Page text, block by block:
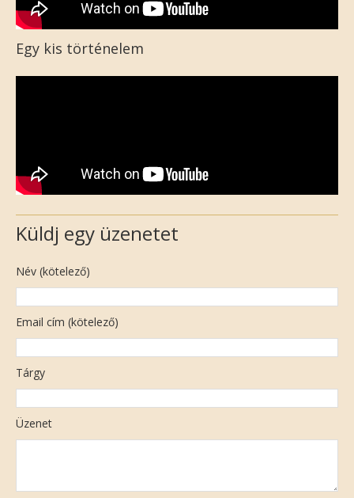
Egy kis történelem
Küldj egy üzenetet
Név (kötelező)
Email cím (kötelező)
Tárgy
Üzenet